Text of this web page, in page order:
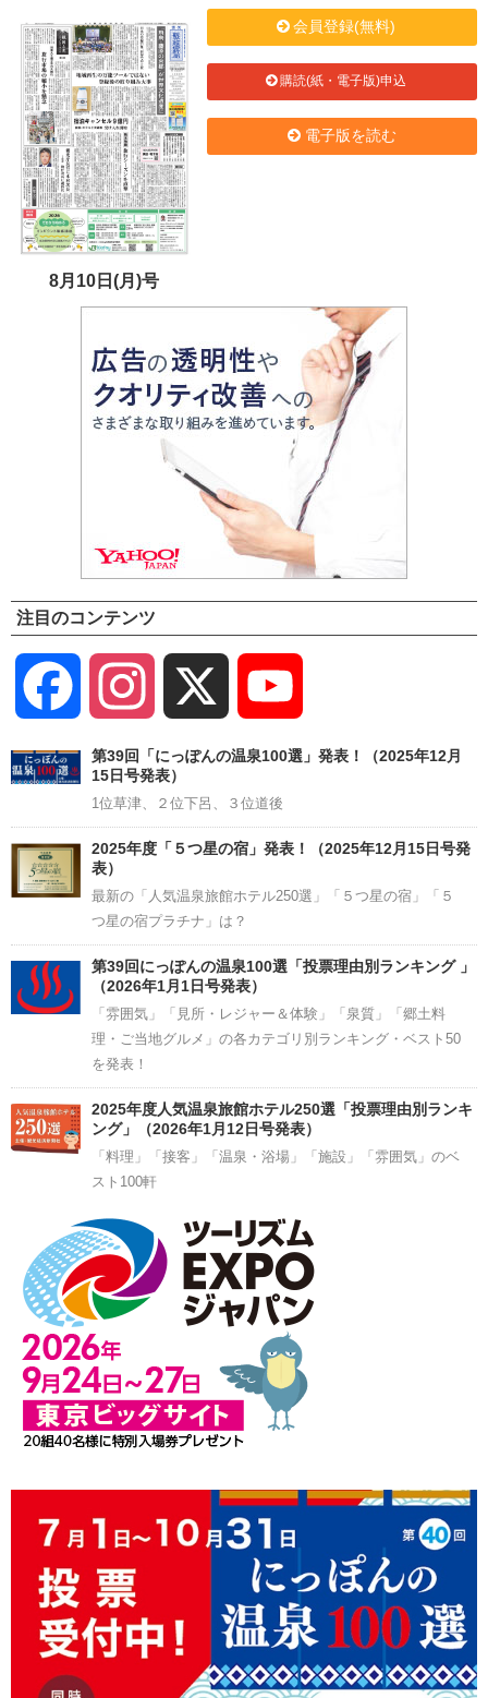
8月10日(月)号
会員登録(無料)
購読(紙・電子版)申込
電子版を読む
注目のコンテンツ
Facebook Instagram
Channel
第39回「にっぽんの温泉100選」発表！（2025年12月
15日号発表）
1位草津、２位下呂、３位道後
2025年度「５つ星の宿」発表！（2025年12月15日号発
表）
最新の「人気温泉旅館ホテル250選」「５つ星の宿」「５
つ星の宿プラチナ」は？
第39回にっぽんの温泉100選「投票理由別ランキング 」
（2026年1月1日号発表）
「雰囲気」「見所・レジャー＆体験」「泉質」「郷土料
理・ご当地グルメ」の各カテゴリ別ランキング・ベスト50
を発表！
2025年度人気温泉旅館ホテル250選「投票理由別ランキ
ング」（2026年1月12日号発表）
「料理」「接客」「温泉・浴場」「施設」「雰囲気」のベ
スト100軒